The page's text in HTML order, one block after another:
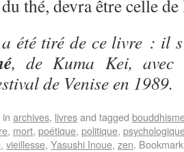
thé, devra être celle
été tiré de ce livre : il
, de Kuma Kei, avec
de Venise en 1989.
archives, livresand tagged
, mort, poétique, politique,
, vieillesse, Yasushi Inoue, zen.